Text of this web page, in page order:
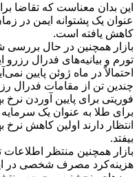
این بدان معناست که تقاضا
عنوان یک پشتوانه ایمن در
کاهش یافته است.
بازار همچنین در حال بررسی
تورم و بیانیه‌های فدرال
احتمالاً در ماه ژوئن پایین
چندین تن از مقامات فدرال
فوریتی برای پایین آوردن نرخ
برای طلا به عنوان یک
انتظار دارند اولین کاهش
بیفتد.
بازار همچنین منتظر
هزینه‌کرد مصرف شخصی در